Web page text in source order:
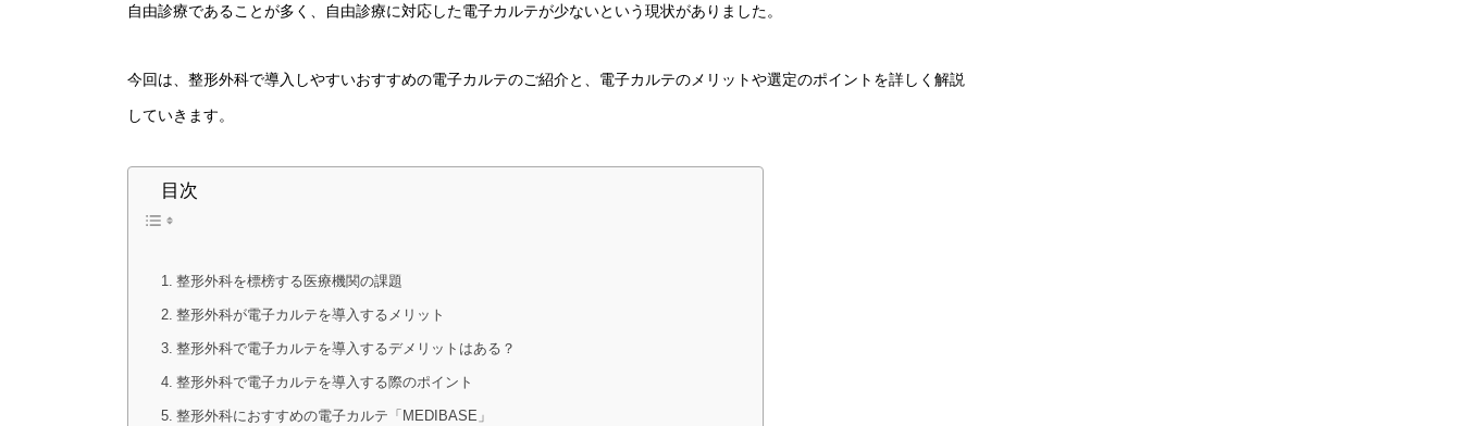
自由診療であることが多く、自由診療に対応した電子カルテが少ないという現状がありました。
今回は、整形外科で導入しやすいおすすめの電子カルテのご紹介と、電子カルテのメリットや選定のポイントを詳しく解説
していきます。
目次
整形外科を標榜する医療機関の課題
整形外科が電子カルテを導入するメリット
整形外科で電子カルテを導入するデメリットはある？
整形外科で電子カルテを導入する際のポイント
整形外科におすすめの電子カルテ「MEDIBASE」